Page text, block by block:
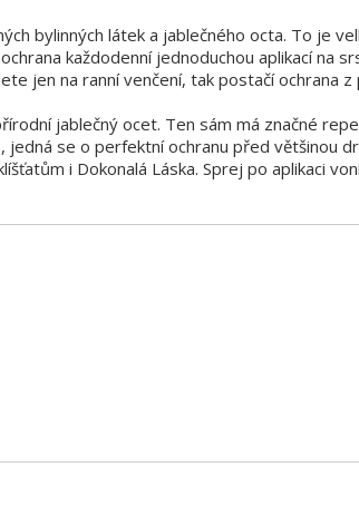
bylinných látek a jablečného octa. To je
každodenní jednoduchou aplikací na
jen na ranní venčení, tak postačí ochrana z
jablečný ocet. Ten sám má značné
jedná se o perfektní ochranu před většinou
i Dokonalá Láska. Sprej po aplikaci